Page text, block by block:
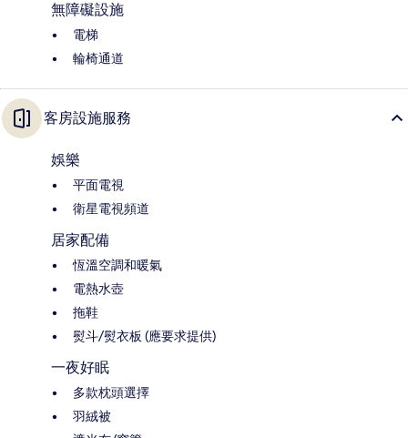
無障礙設施
電梯
輪椅通道
客房設施服務
娛樂
平面電視
衛星電視頻道
居家配備
恆溫空調和暖氣
電熱水壺
拖鞋
熨斗/熨衣板 (應要求提供)
一夜好眠
多款枕頭選擇
羽絨被